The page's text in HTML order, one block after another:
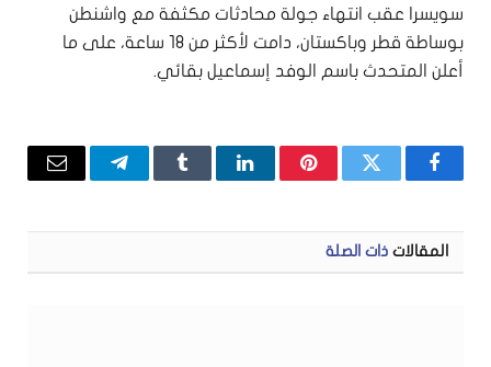
سويسرا عقب انتهاء جولة محادثات مكثفة مع واشنطن
بوساطة قطر وباكستان، دامت لأكثر من 18 ساعة، على ما
أعلن المتحدث باسم الوفد إسماعيل بقائي.
فيسبوكتويتر بينتيريستلينكدإنTumblrتيلقرامالبريد
المقالات ذات الصلة